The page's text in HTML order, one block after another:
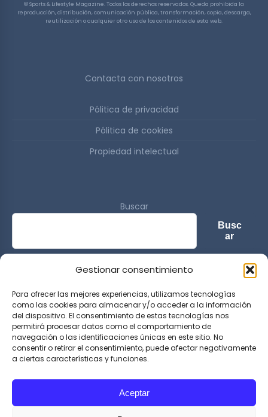
Gestionar consentimiento
Para ofrecer las mejores experiencias, utilizamos tecnologías
como las cookies para almacenar y/o acceder a la información
del dispositivo. El consentimiento de estas tecnologías nos
permitirá procesar datos como el comportamiento de
navegación o las identificaciones únicas en este sitio. No
consentir o retirar el consentimiento, puede afectar negativamente
a ciertas características y funciones.
Aceptar
© Sports & Lifestyle Magazine. Todos los derechos reservados. Queda prohibida la
reproducción, distribución, comunicación pública, transformación, copia, descarga,
reutilización o cualquier otro uso de los contenidos de esta web.
Contacta con nosotros
Pólitica de privacidad
Pólitica de cookies
Propiedad intelectual
Buscar
Busc
ar
© 2026 Sports & Lifestyle Magazine. All rights reserved.